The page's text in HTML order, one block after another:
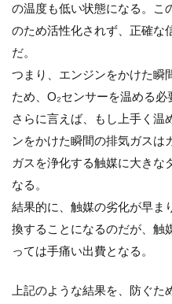
の温度も低い状態になる。こ
のため活性化されず、正確な
だ。
つまり、エンジンをかけた瞬
ため、O₂センサーを温める必
さらに言えば、もし上手く温
ンをかけた瞬間の排気ガスは
ガスを浄化する触媒に大きな
なる。
結果的に、触媒の劣化が早ま
換することになるのだが、触
っては手痛い出費となる。
上記のような結果を、防ぐ